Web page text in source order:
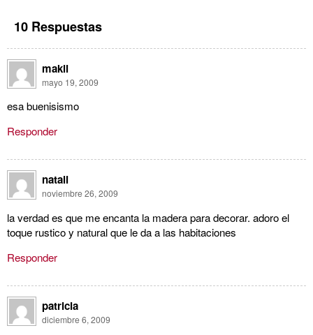
10 Respuestas
makii
mayo 19, 2009
esa buenisismo
Responder
natali
noviembre 26, 2009
la verdad es que me encanta la madera para decorar. adoro el
toque rustico y natural que le da a las habitaciones
Responder
patricia
diciembre 6, 2009